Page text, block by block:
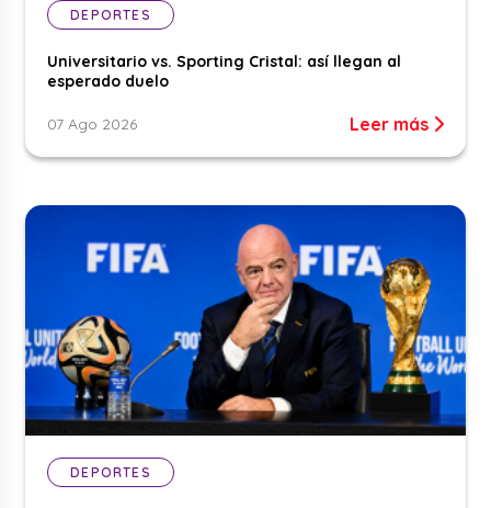
DEPORTES
Universitario vs. Sporting Cristal: así llegan al
esperado duelo
07 Ago 2026 Leer más
DEPORTES